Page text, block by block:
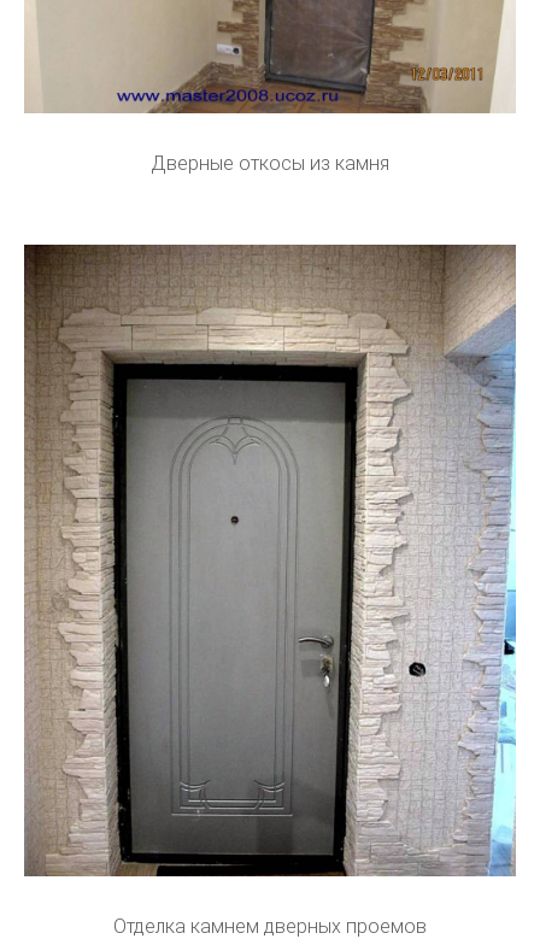
Дверные откосы из камня
Отделка камнем дверных проемов